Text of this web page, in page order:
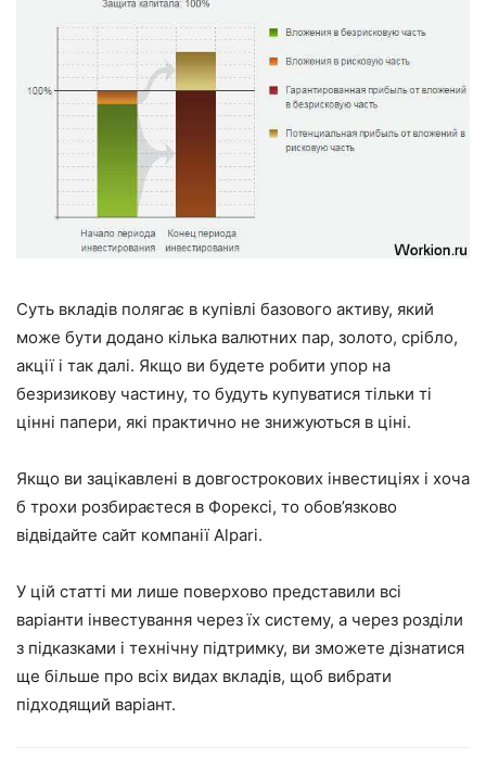
Суть вкладів полягає в купівлі базового активу, який
може бути додано кілька валютних пар, золото, срібло,
акції і так далі. Якщо ви будете робити упор на
безризикову частину, то будуть купуватися тільки ті
цінні папери, які практично не знижуються в ціні.
Якщо ви зацікавлені в довгострокових інвестиціях і хоча
б трохи розбираєтеся в Форексі, то обов’язково
відвідайте сайт компанії Alpari.
У цій статті ми лише поверхово представили всі
варіанти інвестування через їх систему, а через розділи
з підказками і технічну підтримку, ви зможете дізнатися
ще більше про всіх видах вкладів, щоб вибрати
підходящий варіант.